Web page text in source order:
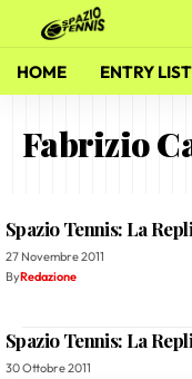
HOME ENTRY LIST
Fabrizio
Spazio Tennis: La
27 Novembre 2011
ByRedazione
Spazio Tennis: La
30 Ottobre 2011